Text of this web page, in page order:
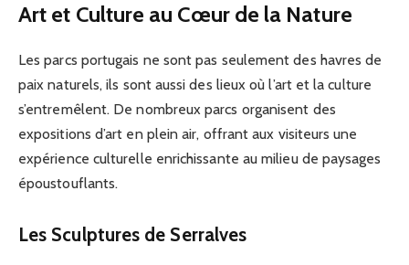
Art et Culture au Cœur de la Nature
Les parcs portugais ne sont pas seulement des havres de
paix naturels, ils sont aussi des lieux où l’art et la culture
s’entremêlent. De nombreux parcs organisent des
expositions d’art en plein air, offrant aux visiteurs une
expérience culturelle enrichissante au milieu de paysages
époustouflants.
Les Sculptures de Serralves